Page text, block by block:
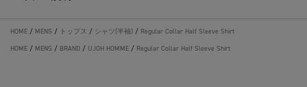
HOME / MENS / トップス / シャツ(半袖) / Regular Collar Half Sleeve Shirt
HOME / MENS / BRAND / UJOH HOMME / Regular Collar Half Sleeve Shirt